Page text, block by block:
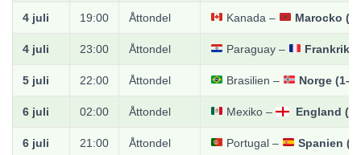
4 juli 19:00 Åttondel Kanada – Marocko
4 juli 23:00 Åttondel Paraguay – Frankrike
5 juli 22:00 Åttondel Brasilien – Norge
6 juli 02:00 Åttondel Mexiko – England
6 juli 21:00 Åttondel Portugal – Spanien